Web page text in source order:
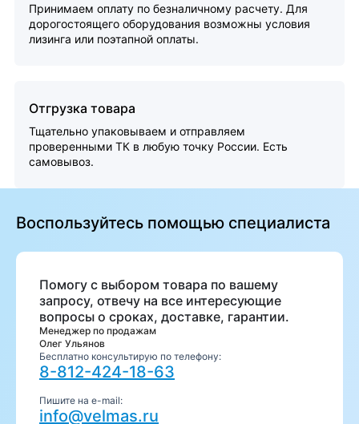
Принимаем оплату по безналичному расчету. Для
дорогостоящего оборудования возможны условия
лизинга или поэтапной оплаты.
Отгрузка товара
Тщательно упаковываем и отправляем
проверенными ТК в любую точку России. Есть
самовывоз.
Воспользуйтесь помощью специалиста
Помогу с выбором товара по вашему
запросу, отвечу на все интересующие
вопросы о сроках, доставке, гарантии.
Менеджер по продажам
Олег Ульянов
Бесплатно консультирую по телефону:
8-812-424-18-63
Пишите на e-mail:
info@velmas.ru